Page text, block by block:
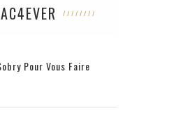
Pour Vous Faire